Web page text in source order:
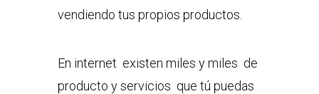
vendiendo tus propios productos.
En internet existen miles y miles de
producto y servicios que tú puedas